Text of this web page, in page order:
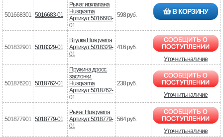
501668301 5016683-01
Рычаг иг.клапана
Husqvarna
Артикул: 5016683-
01
598 руб. В КОРЗИНУ
501832901 5018329-01
Втулка Husqvarna
Артикул: 5018329-
01
416 руб.
Уточнить наличие
501876201 5018762-01
Пружина дросс.
заслонки.
Husqvarna
Артикул: 5018762-
01
238 руб.
Уточнить наличие
501877901 5018779-01
Рычаг Husqvarna
Артикул: 5018779-
01
564 руб.
Уточнить наличие